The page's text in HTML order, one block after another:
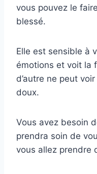
vous pouvez le
blessé.
Elle est sensible à
émotions et voit la
d’autre ne peut
doux.
Vous avez besoin
prendra soin de
vous allez prendre